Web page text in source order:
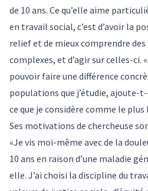
de 10 ans. Ce qu’elle aime
en travail social, c’est d’avoir la
relief et de mieux comprendre
complexes, et d’agir sur celles-ci.
pouvoir faire une différence
populations que j’étudie, ajoute-
ce que je considère comme le
Ses motivations de chercheuse
«Je vis moi-même avec de la
10 ans en raison d’une maladie
elle. J’ai choisi la discipline du